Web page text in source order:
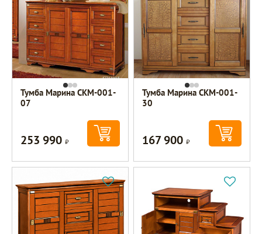
Тумба Марина СКМ-001-
07
253 990Р
Тумба Марина СКМ-001-
30
167 900Р